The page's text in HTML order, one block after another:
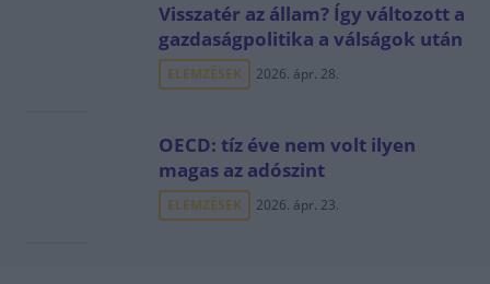
Visszatér az állam? Így változott a
gazdaságpolitika a válságok után
ELEMZÉSEK 2026. ápr. 28.
OECD: tíz éve nem volt ilyen
magas az adószint
ELEMZÉSEK 2026. ápr. 23.